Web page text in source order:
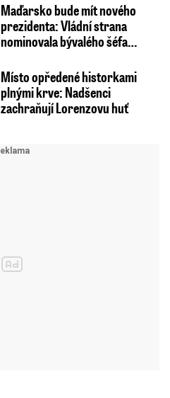
Maďarsko bude mít nového
prezidenta: Vládní strana
nominovala bývalého šéfa…
Místo opředené historkami
plnými krve: Nadšenci
zachraňují Lorenzovu huť